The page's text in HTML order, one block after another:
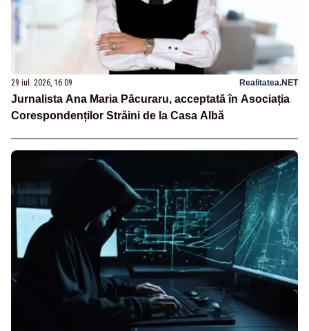
29 iul. 2026, 16:09 Realitatea.NET
Jurnalista Ana Maria Păcuraru, acceptată în Asociația
Corespondenților Străini de la Casa Albă